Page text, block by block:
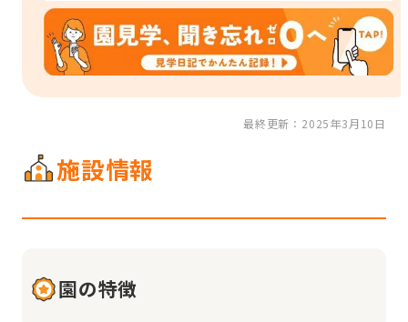
最終更新：2025年3月10日
施設情報
園の特徴